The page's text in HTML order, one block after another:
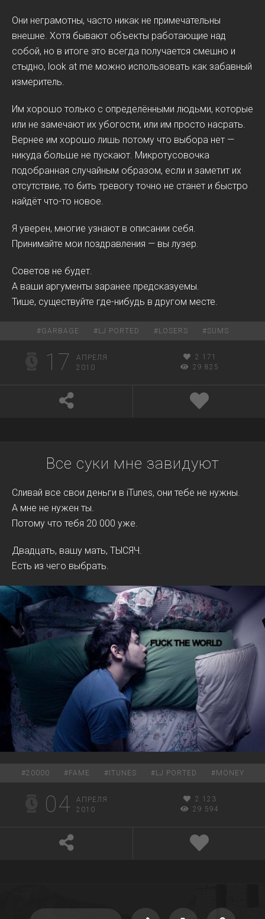
Они неграмотны, часто никак не примечательны
внешне. Хотя бывают объекты работающие над
собой, но в итоге это всегда получается смешно и
стыдно, look at me можно использовать как забавный
измеритель.
Им хорошо только с определёнными людьми, которые
или не замечают их убогости, или им просто насрать.
Вернее им хорошо лишь потому что выбора нет —
никуда больше не пускают. Микротусовочка
подобранная случайным образом, если и заметит их
отсутствие, то бить тревогу точно не станет и быстро
найдёт что-то новое.
Я уверен, многие узнают в описании себя.
Принимайте мои поздравления — вы лузер.
Советов не будет.
А ваши аргументы заранее предсказуемы.
Тише, существуйте где-нибудь в другом месте.
#GARBAGE # LJ PORTED # LOSERS #SUMS
17
АПРЕЛЯ
2010
2 171
29 825
Все суки мне завидуют
Сливай все свои деньги в iTunes, они тебе не нужны.
А мне не нужен ты.
Потому что тебя 20 000 уже.
Двадцать, вашу мать, ТЫСЯЧ.
Есть из чего выбрать.
#20000 # FAME # ITUNES # LJ PORTED # MONEY
04
АПРЕЛЯ
2010
2 123
29 594